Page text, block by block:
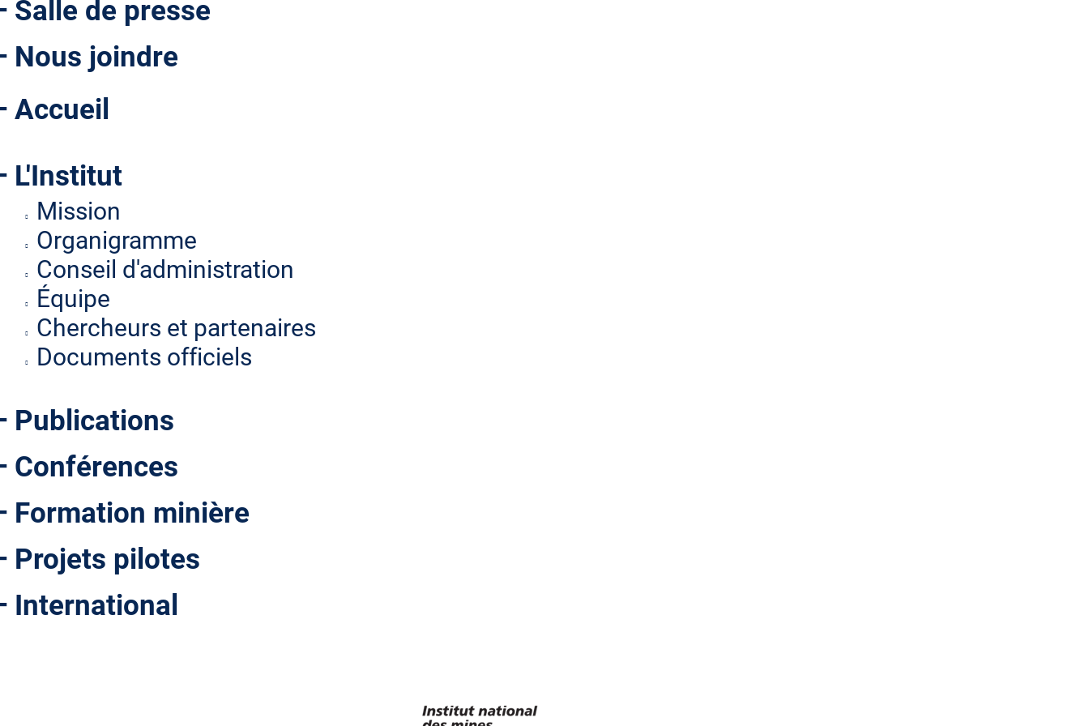
Salle de presse
Nous joindre
Accueil
L'Institut
Mission
Organigramme
Conseil d'administration
Équipe
Chercheurs et partenaires
Documents officiels
Publications
Conférences
Formation minière
Projets pilotes
International